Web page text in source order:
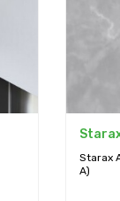
Starax
A)